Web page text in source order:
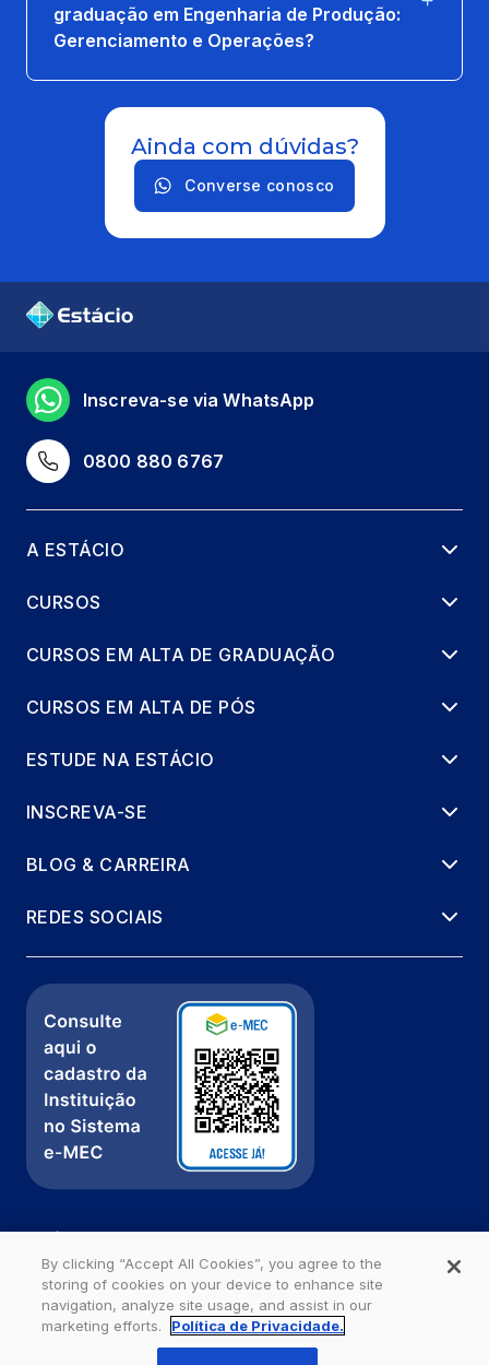
graduação em Engenharia de Produção:
Gerenciamento e Operações?
Ainda com dúvidas?
Converse conosco
0800 880 6767
Inscreva-se via WhatsApp
A ESTÁCIO
CURSOS
CURSOS EM ALTA DE GRADUAÇÃO
CURSOS EM ALTA DE PÓS
ESTUDE NA ESTÁCIO
INSCREVA-SE
BLOG & CARREIRA
REDES SOCIAIS
Política de Privacidade
Fale com a gente
Ouvidoria
By clicking “Accept All Cookies”, you agree to the
storing of cookies on your device to enhance site
navigation, analyze site usage, and assist in our
marketing efforts.
Política de Privacidade.